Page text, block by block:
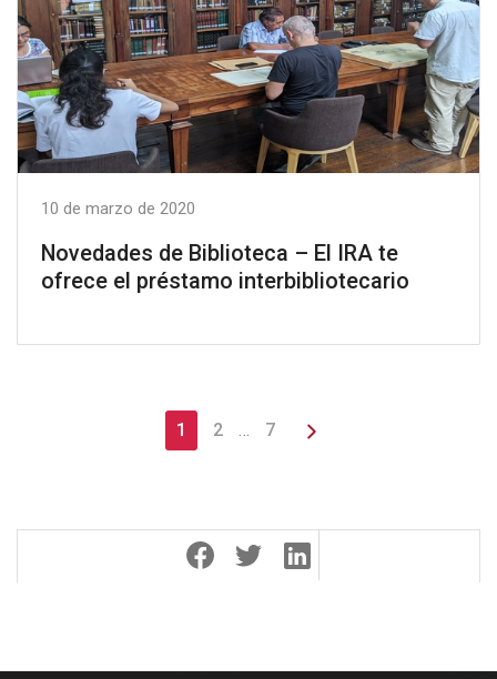
10 de marzo de 2020
Novedades de Biblioteca – El IRA te
ofrece el préstamo interbibliotecario
1 2 … 7